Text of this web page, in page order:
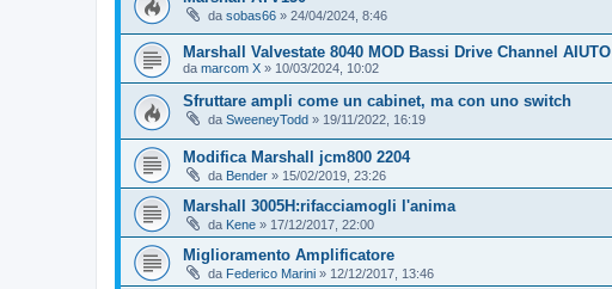
da sobas66 » 24/04/2024, 8:46
Marshall Valvestate 8040 MOD Bassi Drive Channel AIUTO
da marcom X » 10/03/2024, 10:02
Sfruttare ampli come un cabinet, ma con uno switch
da SweeneyTodd » 19/11/2022, 16:19
Modifica Marshall jcm800 2204
da Bender » 15/02/2019, 23:26
Marshall 3005H:rifacciamogli l'anima
da Kene » 17/12/2017, 22:00
Miglioramento Amplificatore
da Federico Marini » 12/12/2017, 13:46